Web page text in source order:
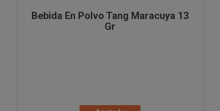
Bebida En Polvo Tang Maracuya 13
Gr